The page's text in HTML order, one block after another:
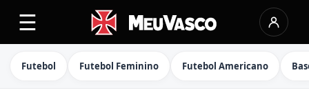
☰
Futebol Futebol Feminino Futebol Americano